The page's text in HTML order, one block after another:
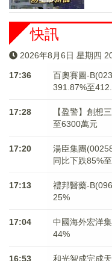
快訊
2026年8月6日 星期四
17:36
百奧賽圖-
391.87%至
17:28
【盈警】創想
至6300萬元
17:20
湯臣集團
同比下跌85%
17:13
禮邦醫藥-
25%
17:04
中國海外宏洋
44%
16:53 和光智成完成